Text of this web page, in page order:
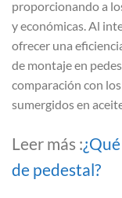
proporcionando a
y económicas. Al
ofrecer una
de montaje en
comparación con
sumergidos en
Leer más :
de pedestal?